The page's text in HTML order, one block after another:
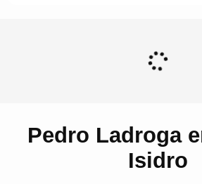
Pedro Ladroga
Isidro